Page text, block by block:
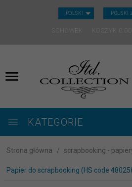
POLSKI POLSKI
SCHOWEK KOSZYK
KATEGORIE
Strona główna scrapbooking -
Papier do scrapbooking (HS code